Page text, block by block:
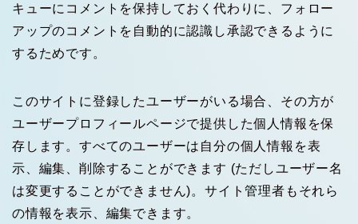
キューにコメントを保持しておく代わりに、フォロー
アップのコメントを自動的に認識し承認できるように
するためです。
このサイトに登録したユーザーがいる場合、その方が
ユーザープロフィールページで提供した個人情報を保
存します。すべてのユーザーは自分の個人情報を表
示、編集、削除することができます (ただしユーザー名
は変更することができません)。サイト管理者もそれら
の情報を表示、編集できます。